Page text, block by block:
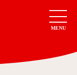
MENU